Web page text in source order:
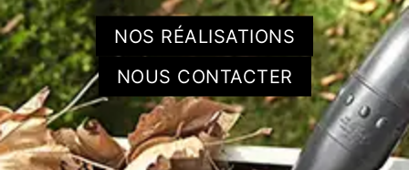
NOS RÉALISATIONS
NOUS CONTACTER